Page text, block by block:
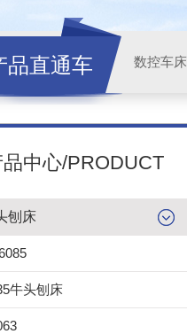
品直通车
品中心/PRODUCT
刨床
牛头刨床